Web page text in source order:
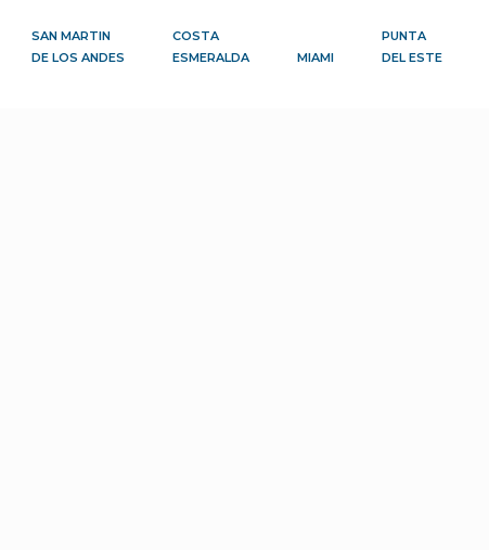
SAN MARTIN
DE LOS ANDES
COSTA
ESMERALDA
MIAMI
PUNTA
DEL ESTE